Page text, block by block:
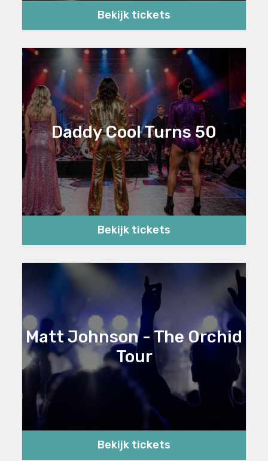
Bekijk tickets
Daddy Cool Turns 50
Bekijk tickets
Matt Johnson - The Orchid
Tour
Bekijk tickets